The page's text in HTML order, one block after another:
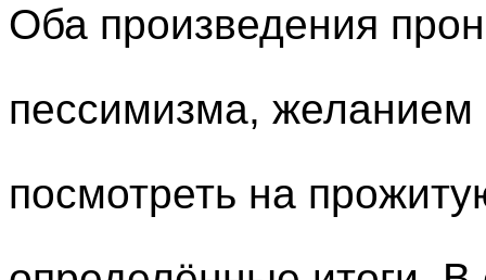
Оба произведения
пессимизма, желанием
посмотреть на